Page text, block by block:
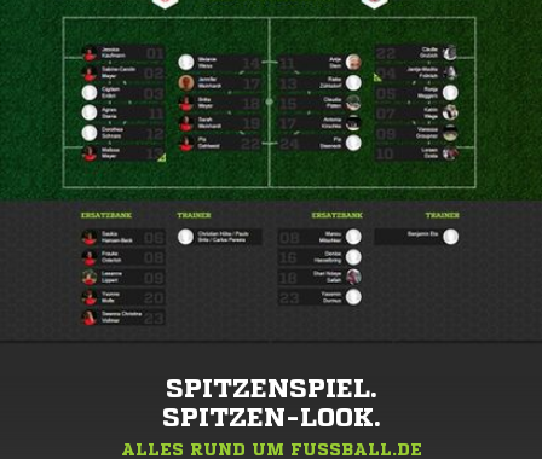
SPITZENSPIEL.
SPITZEN-LOOK.
ALLES RUND UM FUSSBALL.DE